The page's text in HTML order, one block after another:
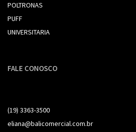
POLTRONAS
PUFF
UNIVERSITARIA
FALE CONOSCO
(19) 3363-3500
eliana@balicomercial.com.br